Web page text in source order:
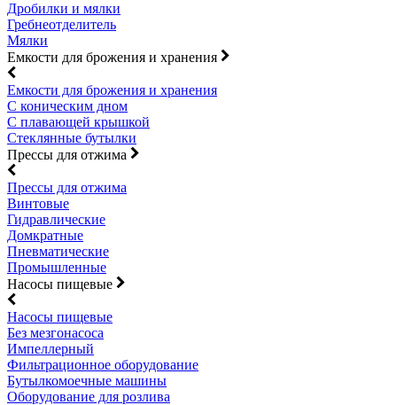
Дробилки и мялки
Гребнеотделитель
Мялки
Емкости для брожения и хранения
Емкости для брожения и хранения
С коническим дном
С плавающей крышкой
Стеклянные бутылки
Прессы для отжима
Прессы для отжима
Винтовые
Гидравлические
Домкратные
Пневматические
Промышленные
Насосы пищевые
Насосы пищевые
Без мезгонасоса
Импеллерный
Фильтрационное оборудование
Бутылкомоечные машины
Оборудование для розлива